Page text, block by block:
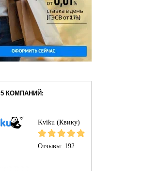
КОМПАНИЙ:
Kviku (Квику)
Отзывы: 192